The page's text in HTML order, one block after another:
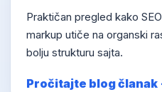
Praktičan pregled kako
markup utiče na organski
bolju strukturu sajta.
Pročitajte blog članak